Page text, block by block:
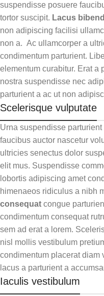
suspendisse posuere
tortor suscipit. Lacus
non adipiscing facilisi
non a. Ac ullamcorper a
condimentum parturient.
elementum curabitur. Erat a
nostra suspendisse nec
parturient a ac ut non
Scelerisque vulputate
Urna suspendisse
faucibus auctor nascetur
ultricies senectus dolor
elit mus. Suspendisse
lobortis adipiscing amet
himenaeos ridiculus a nibh
consequat congue
condimentum consequat
sem ad erat a lorem.
nisl mollis vestibulum
condimentum placerat diam
lacus a parturient a
Iaculis vestibulum